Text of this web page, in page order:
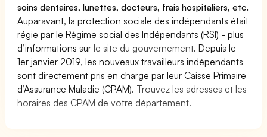
soins dentaires, lunettes, docteurs, frais hospitaliers, etc.
Auparavant, la protection sociale des indépendants était
régie par le Régime social des Indépendants (RSI) - plus
d’informations surle site du gouvernement. Depuis le
1er janvier 2019, les nouveaux travailleurs indépendants
sont directement pris en charge par leur Caisse Primaire
d’Assurance Maladie (CPAM). Trouvez les adresses et les
horaires des CPAM de votre département.